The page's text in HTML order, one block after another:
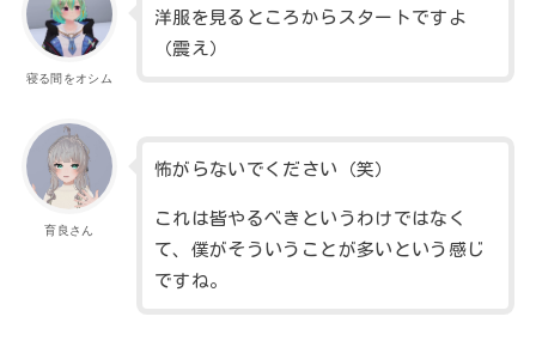
寝る間をオシム
洋服を見るところからスタートですよ
（震え）
育良さん
怖がらないでください（笑）
これは皆やるべきというわけではなく
て、僕がそういうことが多いという感じ
ですね。